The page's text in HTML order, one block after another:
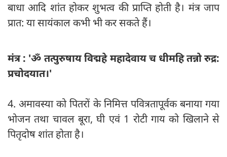
बाधा आदि शांत होकर शुभत्व की प्राप्ति होती है। मंत्र जाप
प्रात: या सायंकाल कभी भी कर सकते हैं।
मंत्र : 'ॐ तत्पुरुषाय विद्महे महादेवाय च धीमहि तन्नो रुद्र:
प्रचोदयात।'
4. अमावस्या को पितरों के निमित्त पवित्रतापूर्वक बनाया गया
भोजन तथा चावल बूरा, घी एवं 1 रोटी गाय को खिलाने से
पितृदोष शांत होता है।